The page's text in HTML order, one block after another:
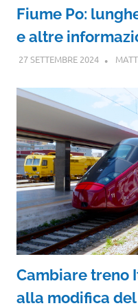
Fiume Po:
e altre
27 SETTEMBRE 2024
Cambiare treno
alla modifica